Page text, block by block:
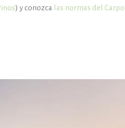
) y conozca las normas del